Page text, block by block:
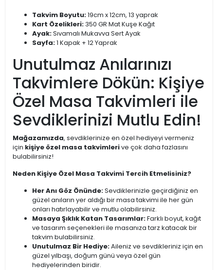
Takvim Boyutu:19cm x 12cm, 13 yaprak
Kart Özelikleri:350 GR Mat Kuşe Kağıt
Ayak:Sıvamalı Mukavva Sert Ayak
Sayfa:1 Kapak + 12 Yaprak
Unutulmaz Anılarınızı
Takvimlere Dökün: Kişiye
Özel Masa Takvimleri ile
Sevdiklerinizi Mutlu Edin!
Mağazamızda, sevdiklerinize en özel hediyeyi vermeniz
için kişiye özel masa takvimlerive çok daha fazlasını
bulabilirsiniz!
Neden Kişiye Özel Masa Takvimi Tercih Etmelisiniz?
Her Anı Göz Önünde:Sevdiklerinizle geçirdiğiniz en
güzel anıların yer aldığı bir masa takvimi ile her gün
onları hatırlayabilir ve mutlu olabilirsiniz.
Masaya Şıklık Katan Tasarımlar:Farklı boyut, kağıt
ve tasarım seçenekleri ile masanıza tarz katacak bir
takvim bulabilirsiniz.
Unutulmaz Bir Hediye:Aileniz ve sevdikleriniz için en
güzel yılbaşı, doğum günü veya özel gün
hediyelerinden biridir.